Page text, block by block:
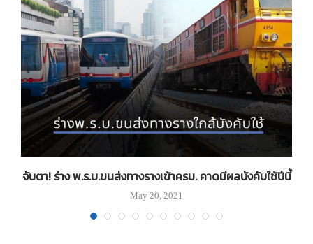
จับตา! ร่าง พ.ร.บ.ขนส่งทางรางเข้าครม. คาดมีผลบังคับใช้ปีนี้
May 20, 2021